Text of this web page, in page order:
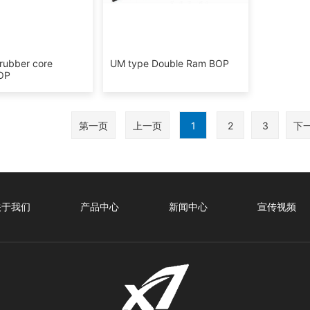
core
UM type Double Ram BOP
第一页 上一页 1 2 3 下
我们 产品中心 新闻中心 宣传视频